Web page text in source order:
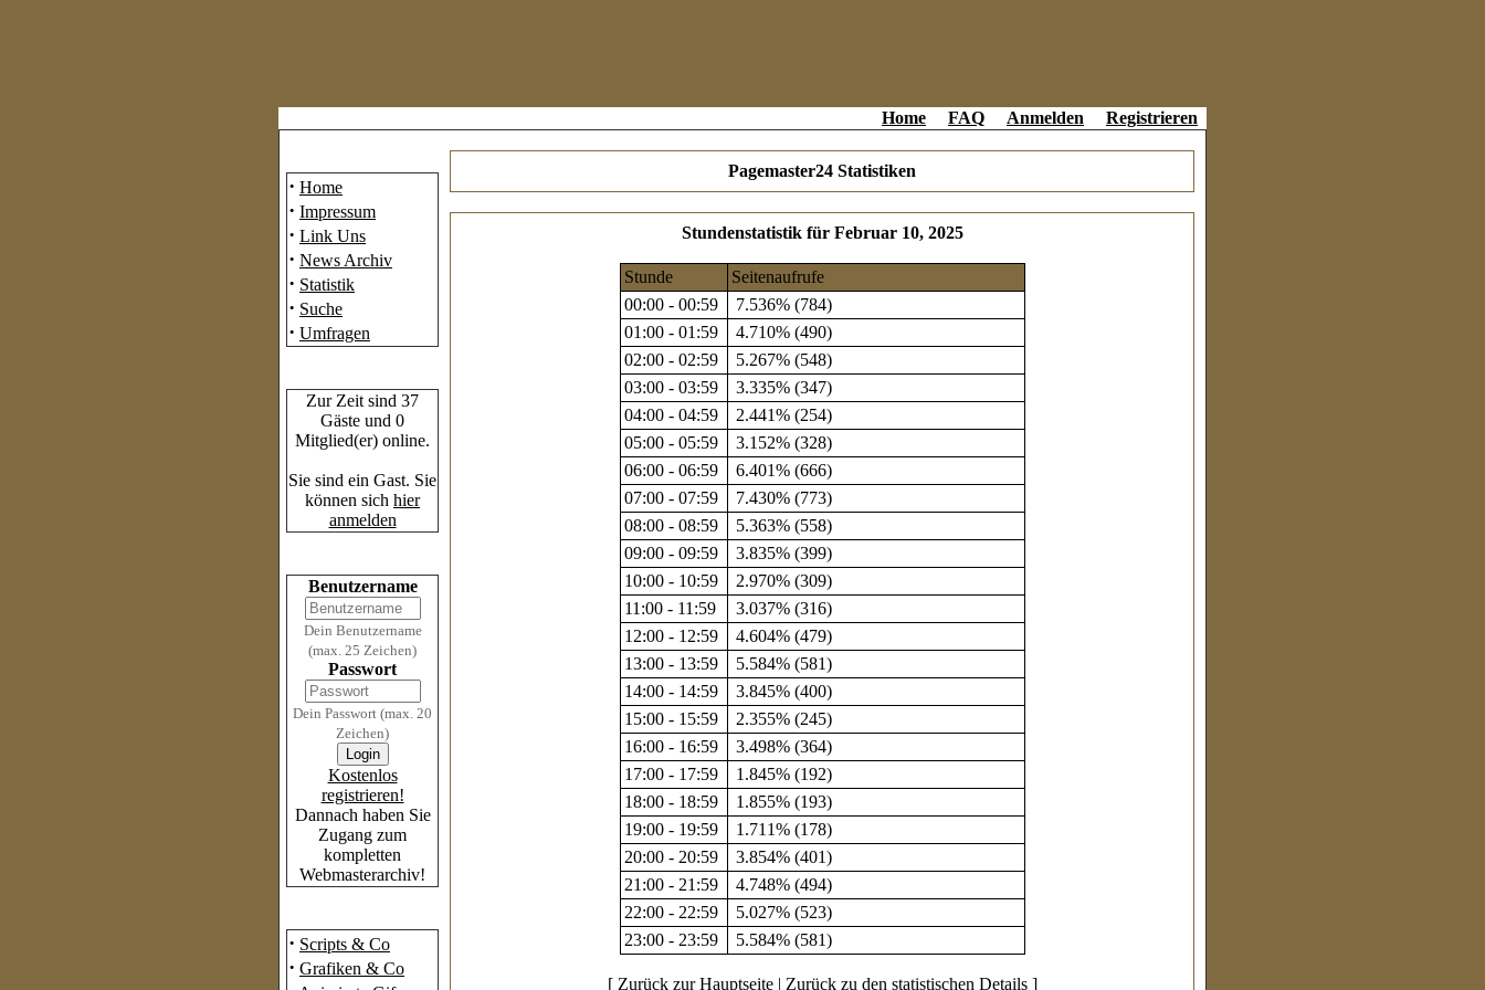
Home FAQ Anmelden Registrieren
· Home
· Impressum
· Link Uns
· News Archiv
· Statistik
· Suche
· Umfragen
Zur Zeit sind 37
Gäste und 0
Mitglied(er) online.
Sie sind ein Gast. Sie
können sich hier
anmelden
Benutzername
Dein Benutzername
(max. 25 Zeichen)
Passwort
Dein Passwort (max. 20
Zeichen)
Kostenlos
registrieren!
Dannach haben Sie
Zugang zum
kompletten
Webmasterarchiv!
· Scripts & Co
· Grafiken & Co
Pagemaster24 Statistiken
Stundenstatistik für Februar 10, 2025
Stunde
Seitenaufrufe
00:00 - 00:59
7.536% (784)
01:00 - 01:59
4.710% (490)
02:00 - 02:59
5.267% (548)
03:00 - 03:59
3.335% (347)
04:00 - 04:59
2.441% (254)
05:00 - 05:59
3.152% (328)
06:00 - 06:59
6.401% (666)
07:00 - 07:59
7.430% (773)
08:00 - 08:59
5.363% (558)
09:00 - 09:59
3.835% (399)
10:00 - 10:59
2.970% (309)
11:00 - 11:59
3.037% (316)
12:00 - 12:59
4.604% (479)
13:00 - 13:59
5.584% (581)
14:00 - 14:59
3.845% (400)
15:00 - 15:59
2.355% (245)
16:00 - 16:59
3.498% (364)
17:00 - 17:59
1.845% (192)
18:00 - 18:59
1.855% (193)
19:00 - 19:59
1.711% (178)
20:00 - 20:59
3.854% (401)
21:00 - 21:59
4.748% (494)
22:00 - 22:59
5.027% (523)
23:00 - 23:59
5.584% (581)
[ Zurück zur Hauptseite| Zurück zu den statistischen Details]